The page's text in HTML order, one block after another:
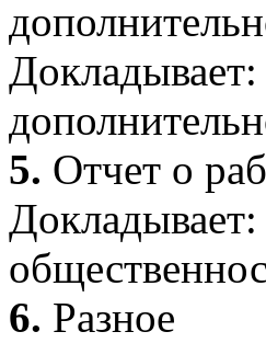
5. Отчет о
6. Разное